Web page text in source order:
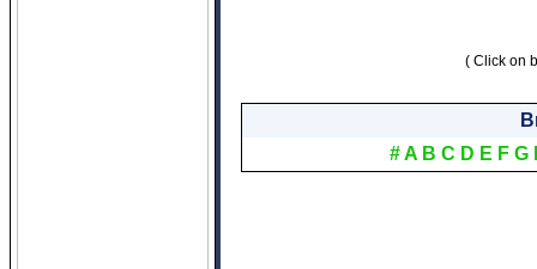
( Click on
#A B C D E F G